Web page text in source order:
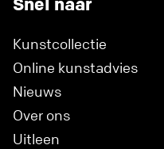
Kunstcollectie
Online kunstadvies
Nieuws
Over ons
Uitleen